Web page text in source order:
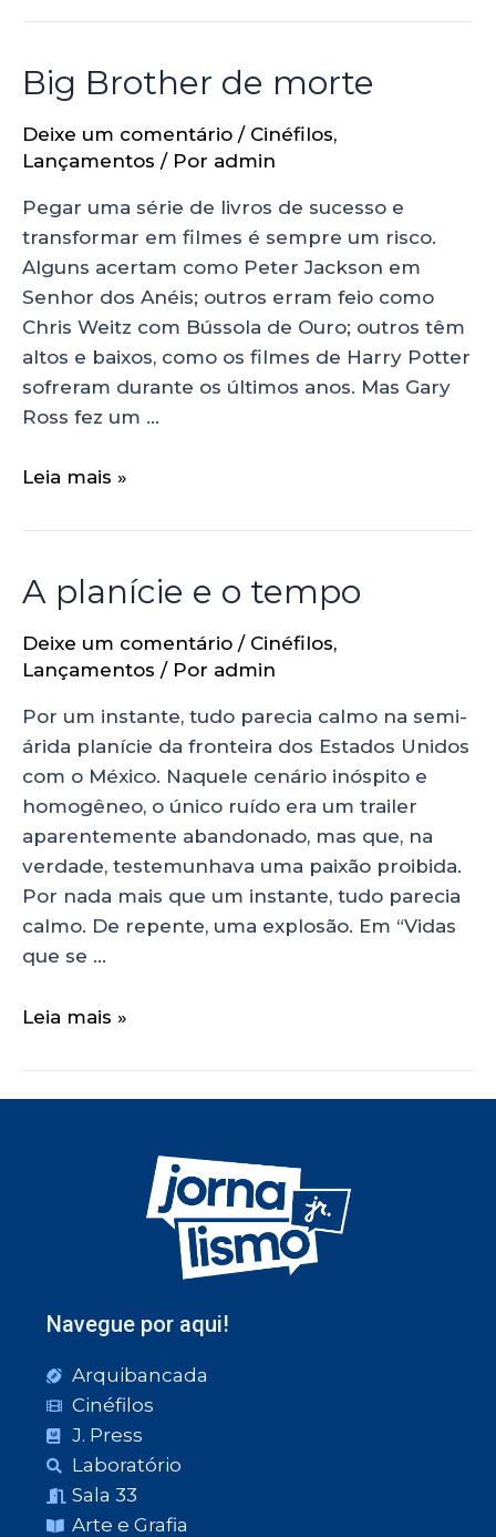
Big Brother de morte
Deixe um comentário / Cinéfilos,
Lançamentos / Por admin
Pegar uma série de livros de sucesso e
transformar em filmes é sempre um risco.
Alguns acertam como Peter Jackson em
Senhor dos Anéis; outros erram feio como
Chris Weitz com Bússola de Ouro; outros têm
altos e baixos, como os filmes de Harry Potter
sofreram durante os últimos anos. Mas Gary
Ross fez um …
Leia mais »
A planície e o tempo
Deixe um comentário / Cinéfilos,
Lançamentos / Por admin
Por um instante, tudo parecia calmo na semi-
árida planície da fronteira dos Estados Unidos
com o México. Naquele cenário inóspito e
homogêneo, o único ruído era um trailer
aparentemente abandonado, mas que, na
verdade, testemunhava uma paixão proibida.
Por nada mais que um instante, tudo parecia
calmo. De repente, uma explosão. Em “Vidas
que se …
Leia mais »
Navegue por aqui!
Arquibancada
Cinéfilos
J. Press
Laboratório
Sala 33
Arte e Grafia